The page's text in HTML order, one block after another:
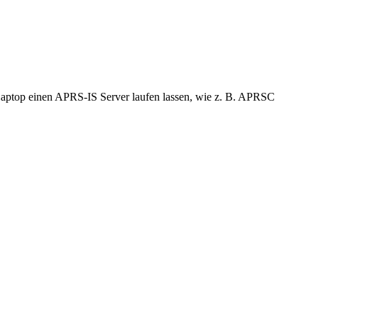
einen APRS-IS Server laufen lassen, wie z. B. APRSC